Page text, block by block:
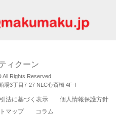
ィクーン
Rights Reserved.
場3丁目7-27 NLC心斎橋 4F-I
法に基づく表示
個人情報保護方針
マップ コラム